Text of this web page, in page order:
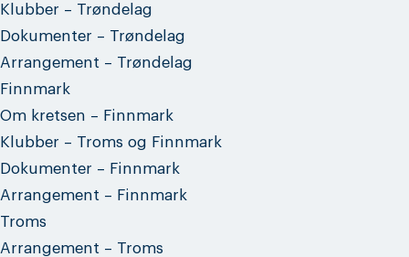
Klubber – Trøndelag
Dokumenter – Trøndelag
Arrangement – Trøndelag
Finnmark
Om kretsen – Finnmark
Klubber – Troms og Finnmark
Dokumenter – Finnmark
Arrangement – Finnmark
Troms
Arrangement – Troms